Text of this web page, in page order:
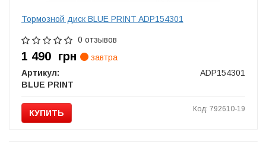
Тормозной диск BLUE PRINT ADP154301
0 отзывов
1 490 грн
завтра
Артикул:
ADP154301
BLUE PRINT
КУПИТЬ Код: 792610-19